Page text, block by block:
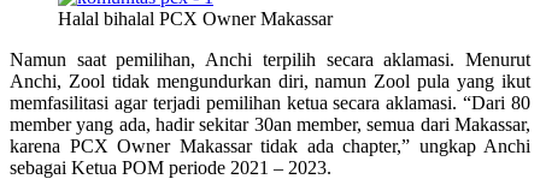
Halal bihalal PCX Owner Makassar
Namun saat pemilihan, Anchi terpilih secara aklamasi. Menurut
Anchi, Zool tidak mengundurkan diri, namun Zool pula yang ikut
memfasilitasi agar terjadi pemilihan ketua secara aklamasi. “Dari 80
member yang ada, hadir sekitar 30an member, semua dari Makassar,
karena PCX Owner Makassar tidak ada chapter,” ungkap Anchi
sebagai Ketua POM periode 2021 – 2023.